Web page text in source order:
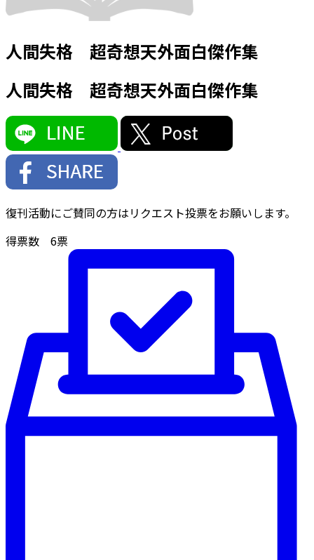
人間失格 超奇想天外面白傑作集
人間失格 超奇想天外面白傑作集
復刊活動にご賛同の方はリクエスト投票をお願いします。
得票数 6票